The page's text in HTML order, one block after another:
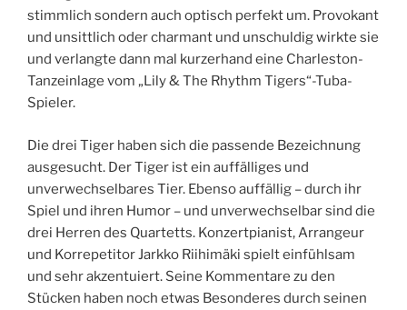
stimmlich sondern auch optisch perfekt um. Provokant
und unsittlich oder charmant und unschuldig wirkte sie
und verlangte dann mal kurzerhand eine Charleston-
Tanzeinlage vom „Lily & The Rhythm Tigers“-Tuba-
Spieler.
Die drei Tiger haben sich die passende Bezeichnung
ausgesucht. Der Tiger ist ein auffälliges und
unverwechselbares Tier. Ebenso auffällig – durch ihr
Spiel und ihren Humor – und unverwechselbar sind die
drei Herren des Quartetts. Konzertpianist, Arrangeur
und Korrepetitor Jarkko Riihimäki spielt einfühlsam
und sehr akzentuiert. Seine Kommentare zu den
Stücken haben noch etwas Besonderes durch seinen